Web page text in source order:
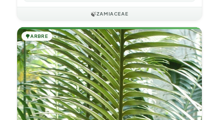
🍃ZAMIACEAE
🌳ARBRE